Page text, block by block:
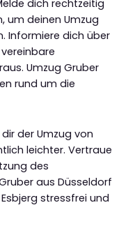
dich rechtzeitig
um deinen Umzug
Informiere dich über
Umzug Gruber
rund um die
der Umzug von
leichter. Vertraue
des
aus Düsseldorf
stressfrei und